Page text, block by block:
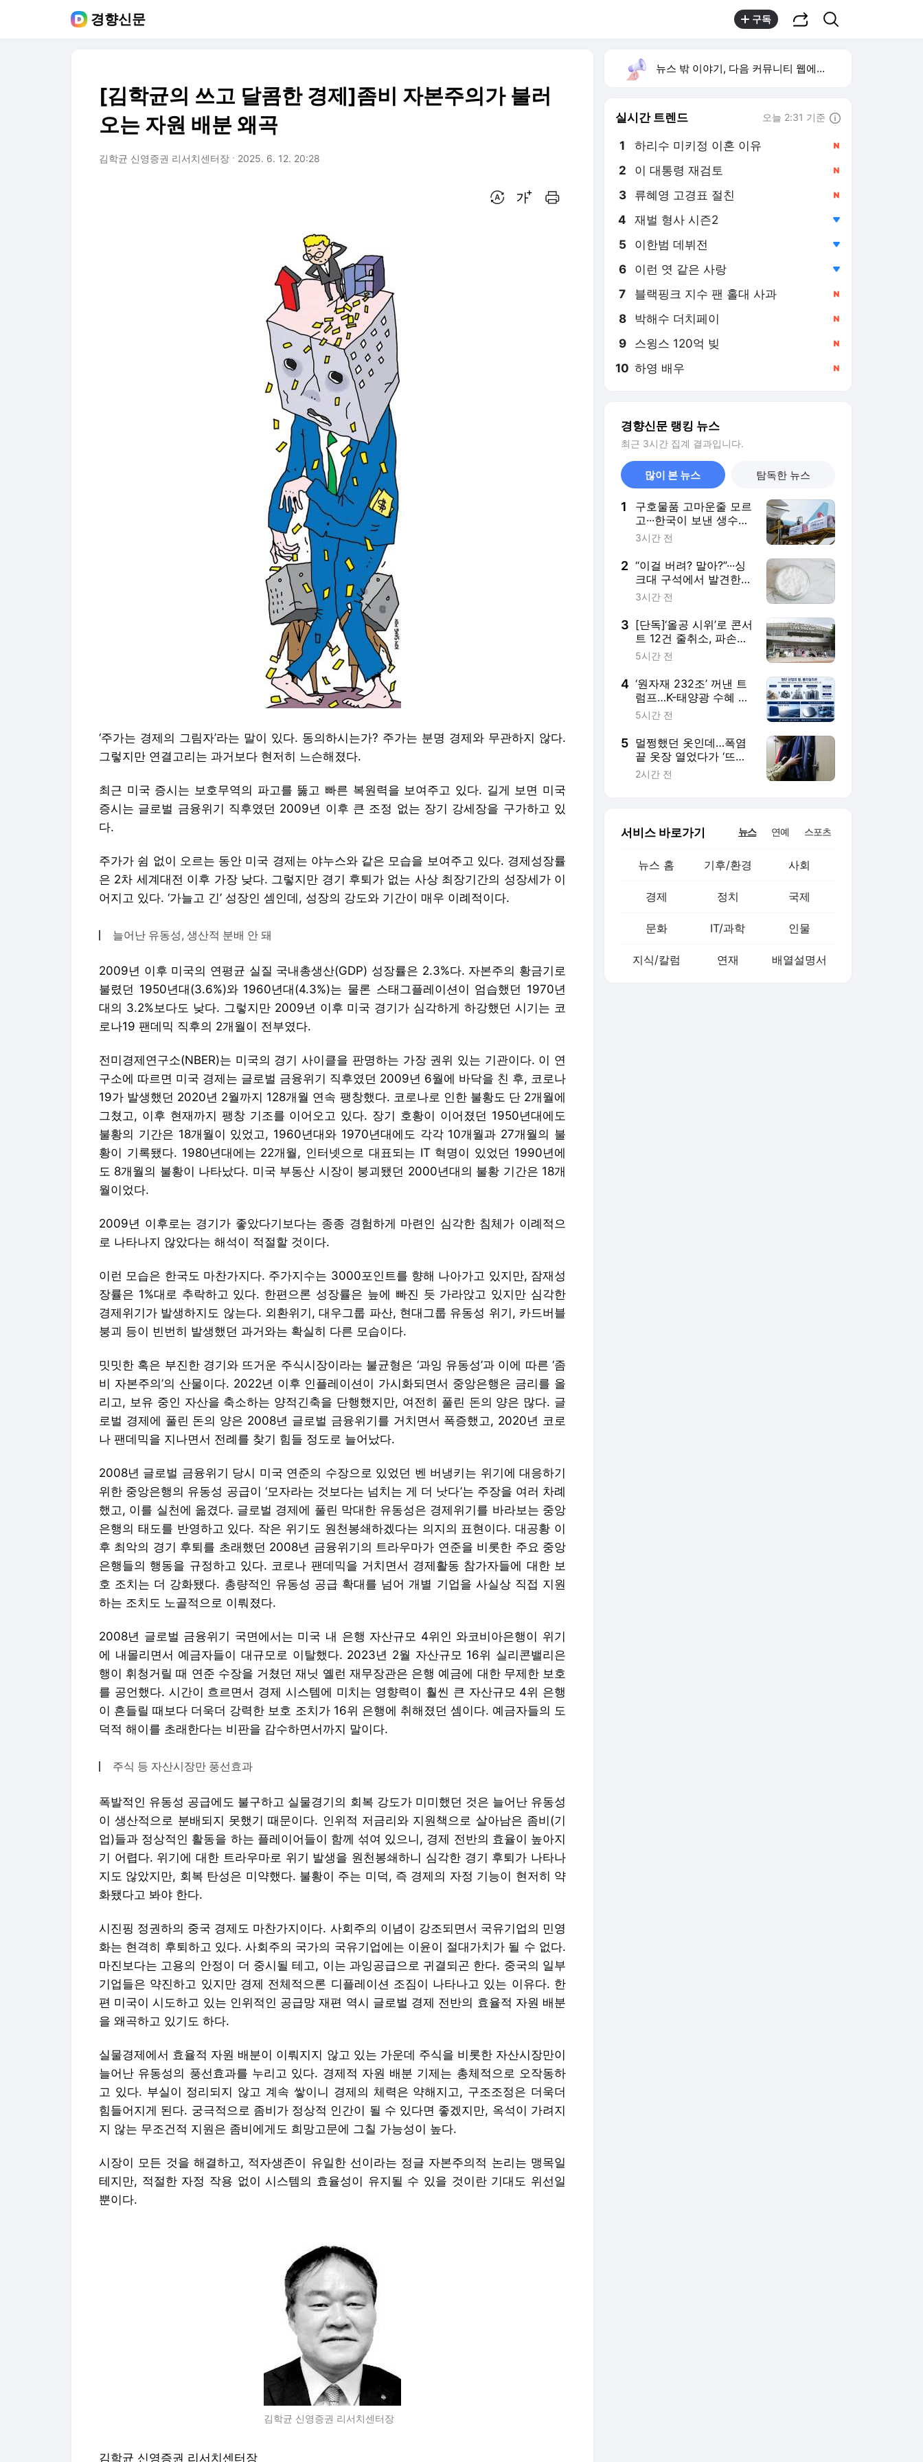
경향신문 구독
[김학균의 쓰고 달콤한 경제]좀비 자본주의가 불러
오는 자원 배분 왜곡
김학균 신영증권 리서치센터장 2025. 6. 12. 20:28
‘주가는 경제의 그림자’라는 말이 있다. 동의하시는가? 주가는 분명 경제와 무관하지 않다.
그렇지만 연결고리는 과거보다 현저히 느슨해졌다.
최근 미국 증시는 보호무역의 파고를 뚫고 빠른 복원력을 보여주고 있다. 길게 보면 미국
증시는 글로벌 금융위기 직후였던 2009년 이후 큰 조정 없는 장기 강세장을 구가하고 있
다.
주가가 쉼 없이 오르는 동안 미국 경제는 야누스와 같은 모습을 보여주고 있다. 경제성장률
은 2차 세계대전 이후 가장 낮다. 그렇지만 경기 후퇴가 없는 사상 최장기간의 성장세가 이
어지고 있다. ‘가늘고 긴’ 성장인 셈인데, 성장의 강도와 기간이 매우 이례적이다.
늘어난 유동성, 생산적 분배 안 돼
2009년 이후 미국의 연평균 실질 국내총생산(GDP) 성장률은 2.3%다. 자본주의 황금기로
불렸던 1950년대(3.6%)와 1960년대(4.3%)는 물론 스태그플레이션이 엄습했던 1970년
대의 3.2%보다도 낮다. 그렇지만 2009년 이후 미국 경기가 심각하게 하강했던 시기는 코
로나19 팬데믹 직후의 2개월이 전부였다.
전미경제연구소(NBER)는 미국의 경기 사이클을 판명하는 가장 권위 있는 기관이다. 이 연
구소에 따르면 미국 경제는 글로벌 금융위기 직후였던 2009년 6월에 바닥을 친 후, 코로나
19가 발생했던 2020년 2월까지 128개월 연속 팽창했다. 코로나로 인한 불황도 단 2개월에
그쳤고, 이후 현재까지 팽창 기조를 이어오고 있다. 장기 호황이 이어졌던 1950년대에도
불황의 기간은 18개월이 있었고, 1960년대와 1970년대에도 각각 10개월과 27개월의 불
황이 기록됐다. 1980년대에는 22개월, 인터넷으로 대표되는 IT 혁명이 있었던 1990년에
도 8개월의 불황이 나타났다. 미국 부동산 시장이 붕괴됐던 2000년대의 불황 기간은 18개
월이었다.
2009년 이후로는 경기가 좋았다기보다는 종종 경험하게 마련인 심각한 침체가 이례적으
로 나타나지 않았다는 해석이 적절할 것이다.
이런 모습은 한국도 마찬가지다. 주가지수는 3000포인트를 향해 나아가고 있지만, 잠재성
장률은 1%대로 추락하고 있다. 한편으론 성장률은 늪에 빠진 듯 가라앉고 있지만 심각한
경제위기가 발생하지도 않는다. 외환위기, 대우그룹 파산, 현대그룹 유동성 위기, 카드버블
붕괴 등이 빈번히 발생했던 과거와는 확실히 다른 모습이다.
밋밋한 혹은 부진한 경기와 뜨거운 주식시장이라는 불균형은 ‘과잉 유동성’과 이에 따른 ‘좀
비 자본주의’의 산물이다. 2022년 이후 인플레이션이 가시화되면서 중앙은행은 금리를 올
리고, 보유 중인 자산을 축소하는 양적긴축을 단행했지만, 여전히 풀린 돈의 양은 많다. 글
로벌 경제에 풀린 돈의 양은 2008년 글로벌 금융위기를 거치면서 폭증했고, 2020년 코로
나 팬데믹을 지나면서 전례를 찾기 힘들 정도로 늘어났다.
2008년 글로벌 금융위기 당시 미국 연준의 수장으로 있었던 벤 버냉키는 위기에 대응하기
위한 중앙은행의 유동성 공급이 ‘모자라는 것보다는 넘치는 게 더 낫다’는 주장을 여러 차례
했고, 이를 실천에 옮겼다. 글로벌 경제에 풀린 막대한 유동성은 경제위기를 바라보는 중앙
은행의 태도를 반영하고 있다. 작은 위기도 원천봉쇄하겠다는 의지의 표현이다. 대공황 이
후 최악의 경기 후퇴를 초래했던 2008년 금융위기의 트라우마가 연준을 비롯한 주요 중앙
은행들의 행동을 규정하고 있다. 코로나 팬데믹을 거치면서 경제활동 참가자들에 대한 보
호 조치는 더 강화됐다. 총량적인 유동성 공급 확대를 넘어 개별 기업을 사실상 직접 지원
하는 조치도 노골적으로 이뤄졌다.
2008년 글로벌 금융위기 국면에서는 미국 내 은행 자산규모 4위인 와코비아은행이 위기
에 내몰리면서 예금자들이 대규모로 이탈했다. 2023년 2월 자산규모 16위 실리콘밸리은
행이 휘청거릴 때 연준 수장을 거쳤던 재닛 옐런 재무장관은 은행 예금에 대한 무제한 보호
를 공언했다. 시간이 흐르면서 경제 시스템에 미치는 영향력이 훨씬 큰 자산규모 4위 은행
이 흔들릴 때보다 더욱더 강력한 보호 조치가 16위 은행에 취해졌던 셈이다. 예금자들의 도
덕적 해이를 초래한다는 비판을 감수하면서까지 말이다.
주식 등 자산시장만 풍선효과
폭발적인 유동성 공급에도 불구하고 실물경기의 회복 강도가 미미했던 것은 늘어난 유동성
이 생산적으로 분배되지 못했기 때문이다. 인위적 저금리와 지원책으로 살아남은 좀비(기
업)들과 정상적인 활동을 하는 플레이어들이 함께 섞여 있으니, 경제 전반의 효율이 높아지
기 어렵다. 위기에 대한 트라우마로 위기 발생을 원천봉쇄하니 심각한 경기 후퇴가 나타나
지도 않았지만, 회복 탄성은 미약했다. 불황이 주는 미덕, 즉 경제의 자정 기능이 현저히 약
화됐다고 봐야 한다.
시진핑 정권하의 중국 경제도 마찬가지이다. 사회주의 이념이 강조되면서 국유기업의 민영
화는 현격히 후퇴하고 있다. 사회주의 국가의 국유기업에는 이윤이 절대가치가 될 수 없다.
마진보다는 고용의 안정이 더 중시될 테고, 이는 과잉공급으로 귀결되곤 한다. 중국의 일부
기업들은 약진하고 있지만 경제 전체적으론 디플레이션 조짐이 나타나고 있는 이유다. 한
편 미국이 시도하고 있는 인위적인 공급망 재편 역시 글로벌 경제 전반의 효율적 자원 배분
을 왜곡하고 있기도 하다.
실물경제에서 효율적 자원 배분이 이뤄지지 않고 있는 가운데 주식을 비롯한 자산시장만이
늘어난 유동성의 풍선효과를 누리고 있다. 경제적 자원 배분 기제는 총체적으로 오작동하
고 있다. 부실이 정리되지 않고 계속 쌓이니 경제의 체력은 약해지고, 구조조정은 더욱더
힘들어지게 된다. 궁극적으로 좀비가 정상적 인간이 될 수 있다면 좋겠지만, 옥석이 가려지
지 않는 무조건적 지원은 좀비에게도 희망고문에 그칠 가능성이 높다.
시장이 모든 것을 해결하고, 적자생존이 유일한 선이라는 정글 자본주의적 논리는 맹목일
테지만, 적절한 자정 작용 없이 시스템의 효율성이 유지될 수 있을 것이란 기대도 위선일
뿐이다.
김학균 신영증권 리서치센터장
김학균 신영증권 리서치센터장
뉴스 밖 이야기, 다음 커뮤니티 웹에서 보기
실시간 트렌드 오늘 2:31 기준
1 하리수 미키정 이혼 이유
2 이 대통령 재검토
4 재벌 형사 시즌2
5 이한범 데뷔전
6 이런 엿 같은 사랑
7 블랙핑크 지수 팬 홀대 사과
8 박해수 더치페이
9 스윙스 120억 빚
10 하영 배우
경향신문 랭킹 뉴스
최근 3시간 집계 결과입니다.
많이 본 뉴스 탐독한 뉴스
1
구호물품 고마운줄 모르
고···한국이 보낸 생수에
“변기 내리는 물” 일본의
됐나 [이윤정 기자의 소
소월드]
3시간 전
2 “이걸 버려? 말아?”···싱
크대 구석에서 발견한 3
년 묵은 베이킹소다·과
3시간 전
3 [단독]‘올공 시위’로 콘서
트 12건 줄취소, 파손비
용도 4억원…손해배상
5시간 전
4 ‘원자재 232조’ 꺼낸 트
럼프…K-태양광 수혜 속
반도체 ‘직접 타격 제
5시간 전
5 멀쩡했던 옷인데…폭염
끝 옷장 열었다가 ‘뜨악’
곰팡이 가 왜 거기서 나
2시간 전
서비스 바로가기 뉴스 연예 스포츠
뉴스 홈 기후/환경 사회
경제 정치 국제
문화 IT/과학 인물
지식/칼럼 연재 배열설명서